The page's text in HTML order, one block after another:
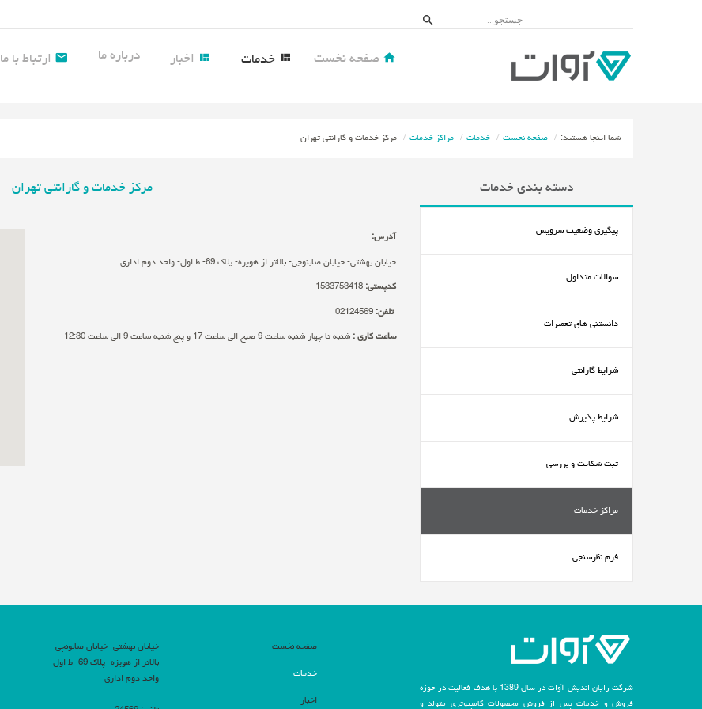
صفحه نخست خدمات اخبار درباره ما ارتباط با ما
شما اینجا هستید: صفحه نخست خدمات مراکز خدمات مرکز خدمات و گارانتی تهران
دسته بندی خدمات
پیگیری وضعیت سرویس
سوالات متداول
دانستنی های تعمیرات
شرایط گارانتی
شرایط پذیرش
ثبت شکایت و بررسی
مراکز خدمات
فرم نظرسنجی
مرکز خدمات و گارانتی تهران
آدرس:
خیابان بهشتی- خیابان صابنوچی- بالاتر از هویزه- پلاک 69- ط اول- واحد دوم اداری
کدپستی: 1533753418
تلفن:
ساعت کاري : شنبه تا چهار شنبه ساعت 9 صبح الی ساعت 17 و پنج شنبه ساعت 9 الی ساعت 12:30
شرکت رایان اندیش آوات در سال 1389 با هدف فعالیت در حوزه
فروش و خدمات پس از فروش محصولات کامپیوتری متولد و
صفحه نخست
خدمات
اخبار
خیابان بهشتی- خیابان صابونچی-
بالاتر از هویزه- پلاک 69- ط اول-
واحد دوم اداری